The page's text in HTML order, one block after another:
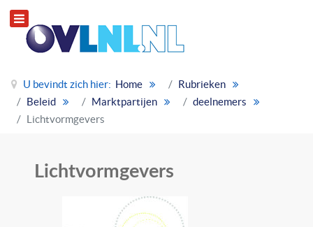
U bevindt zich hier: Home
Rubrieken
Beleid
Marktpartijen
deelnemers
Lichtvormgevers
Lichtvormgevers